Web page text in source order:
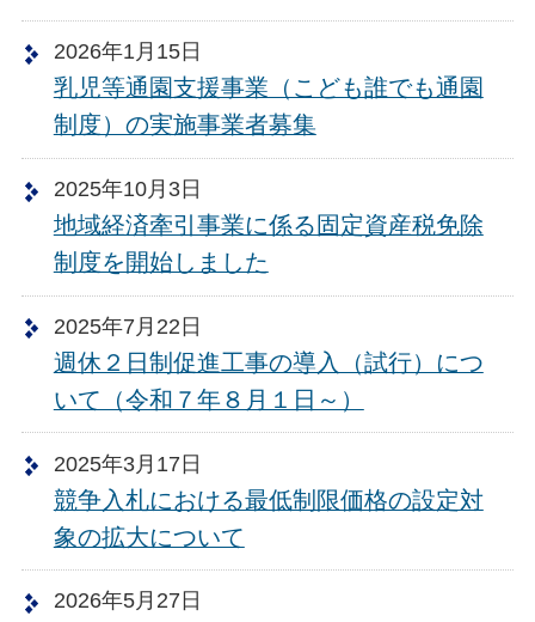
2026年1月15日
乳児等通園支援事業（こども誰でも通園
制度）の実施事業者募集
2025年10月3日
地域経済牽引事業に係る固定資産税免除
制度を開始しました
2025年7月22日
週休２日制促進工事の導入（試行）につ
いて（令和７年８月１日～）
2025年3月17日
競争入札における最低制限価格の設定対
象の拡大について
2026年5月27日